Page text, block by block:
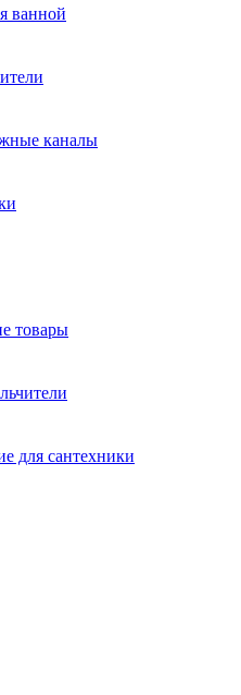
ванной
каналы
товары
для сантехники